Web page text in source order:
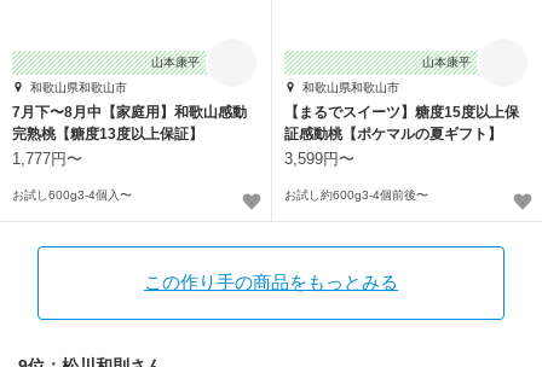
山本康平
和歌山県和歌山市
7月下〜8月中【家庭用】和歌山感動
完熟桃【糖度13度以上保証】
1,777円〜
お試し600g3-4個入〜
山本康平
和歌山県和歌山市
【まるでスイーツ】糖度15度以上保
証感動桃【ポケマルの夏ギフト】
3,599円〜
お試し約600g3-4個前後〜
この作り手の商品をもっとみる